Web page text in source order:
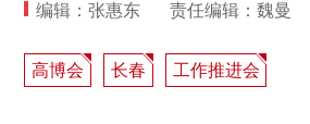
编辑：张惠东 责任编辑：魏曼
高博会 长春 工作推进会